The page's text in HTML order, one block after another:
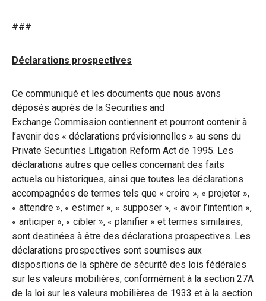
###
Déclarations prospectives
Ce communiqué et les documents que nous avons
déposés auprès de la Securities and
Exchange Commission contiennent et pourront contenir à
l’avenir des « déclarations prévisionnelles » au sens du
Private Securities Litigation Reform Act de 1995. Les
déclarations autres que celles concernant des faits
actuels ou historiques, ainsi que toutes les déclarations
accompagnées de termes tels que « croire », « projeter »,
« attendre », « estimer », « supposer », « avoir l’intention »,
« anticiper », « cibler », « planifier » et termes similaires,
sont destinées à être des déclarations prospectives. Les
déclarations prospectives sont soumises aux
dispositions de la sphère de sécurité des lois fédérales
sur les valeurs mobilières, conformément à la section 27A
de la loi sur les valeurs mobilières de 1933 et à la section